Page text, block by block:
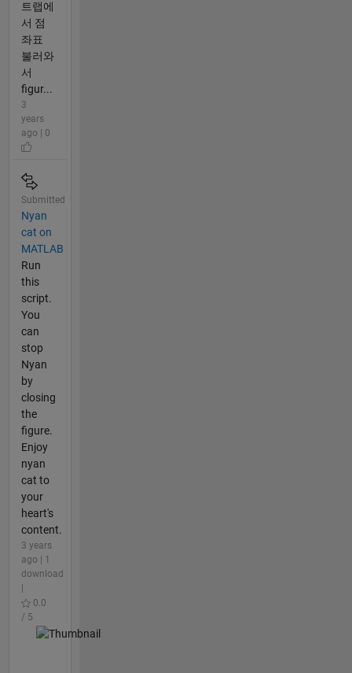
트랩에
서 점
좌표
불러와
서
figur...
3
years
ago | 0
Submitted
Nyan
cat on
MATLAB
Run
this
script.
You
can
stop
Nyan
by
closing
the
figure.
Enjoy
nyan
cat to
your
heart's
content.
3 years
ago | 1
download
0.0
/ 5